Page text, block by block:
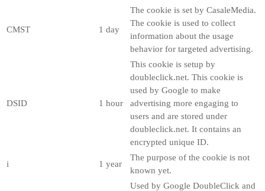
CMST 1 day
The cookie is set by CasaleMedia.
The cookie is used to collect
information about the usage
behavior for targeted advertising.
DSID 1 hour
This cookie is setup by
doubleclick.net. This cookie is
used by Google to make
advertising more engaging to
users and are stored under
doubleclick.net. It contains an
encrypted unique ID.
i 1 year
The purpose of the cookie is not
known yet.
Used by Google DoubleClick and